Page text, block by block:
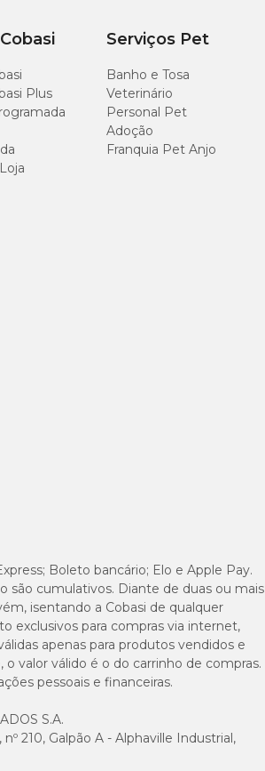
Plus
Serviços Pet
Banho e Tosa
Veterinário
Personal Pet
Adoção
Franquia Pet Anjo
Boleto bancário; Elo e Apple Pay.
são cumulativos. Diante de duas ou mais
isentando a Cobasi de qualquer
exclusivos para compras via internet,
apenas para produtos vendidos e
valor válido é o do carrinho de compras.
pessoais e financeiras.
S.A.
210, Galpão A - Alphaville Industrial,